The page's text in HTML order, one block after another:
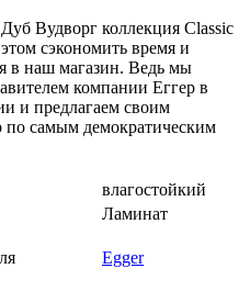
Вудворг коллекция Classic
сэкономить время и
в наш магазин. Ведь мы
компании Еггер в
и предлагаем своим
по самым демократическим
влагостойкий
Ламинат
Egger